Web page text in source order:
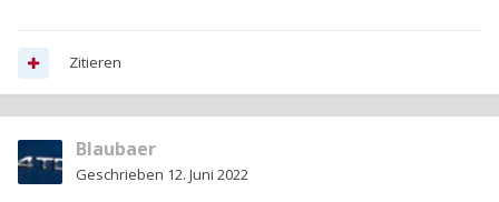
Zitieren
Blaubaer
Geschrieben 12. Juni 2022